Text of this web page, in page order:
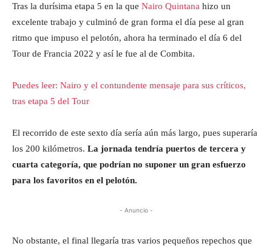
Tras la durísima etapa 5 en la que Nairo Quintana hizo un
excelente trabajo y culminó de gran forma el día pese al gran
ritmo que impuso el pelotón, ahora ha terminado el día 6 del
Tour de Francia 2022 y así le fue al de Combita.
Puedes leer: Nairo y el contundente mensaje para sus críticos,
tras etapa 5 del Tour
El recorrido de este sexto día sería aún más largo, pues superaría
los 200 kilómetros. La jornada tendría puertos de tercera y
cuarta categoría, que podrían no suponer un gran esfuerzo
para los favoritos en el pelotón.
- Anuncio -
No obstante, el final llegaría tras varios pequeños repechos que